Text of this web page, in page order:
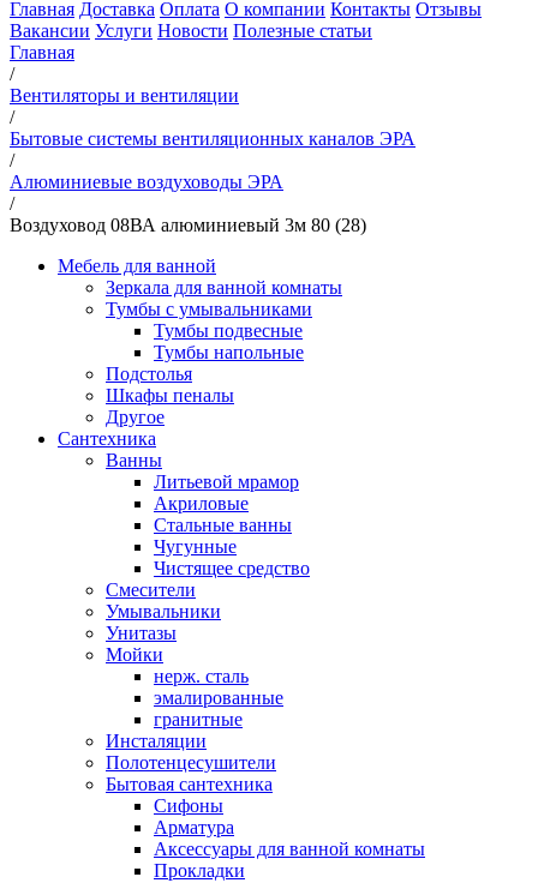
Главная Доставка Оплата О компании Контакты Отзывы
Вакансии Услуги Новости Полезные статьи
Главная
/
Вентиляторы и вентиляции
/
Бытовые системы вентиляционных каналов ЭРА
/
Алюминиевые воздуховоды ЭРА
/
Воздуховод 08ВА алюминиевый 3м 80 (28)
Мебель для ванной
Зеркала для ванной комнаты
Тумбы с умывальниками
Тумбы подвесные
Тумбы напольные
Подстолья
Шкафы пеналы
Другое
Сантехника
Ванны
Литьевой мрамор
Акриловые
Стальные ванны
Чугунные
Чистящее средство
Смесители
Умывальники
Унитазы
Мойки
нерж. сталь
эмалированные
гранитные
Инсталяции
Полотенцесушители
Бытовая сантехника
Сифоны
Арматура
Аксессуары для ванной комнаты
Прокладки